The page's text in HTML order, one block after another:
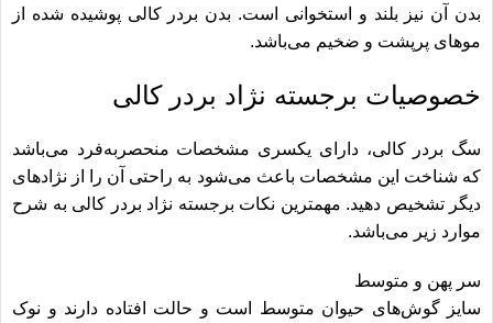
بدن آن نیز بلند و استخوانی است. بدن بردر کالی پوشیده شده از
موهای پرپشت و ضخیم می‌باشد.
خصوصیات برجسته نژاد بردر کالی
سگ بردر کالی، دارای یکسری مشخصات منحصربه‌فرد می‌باشد
که شناخت این مشخصات باعث می‌شود به راحتی آن را از نژادهای
دیگر تشخیص دهید. مهمترین نکات برجسته نژاد بردر کالی به شرح
موارد زیر می‌باشد.
سر پهن و متوسط
سایز گوش‌های حیوان متوسط است و حالت افتاده دارند و نوک